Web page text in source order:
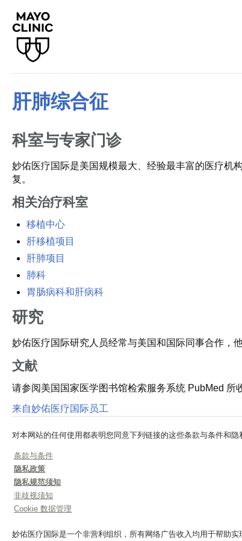
肝肺综合征
科室与专家门诊
妙佑医疗国际是美国规模最大、经验最丰富的医疗机
复。
相关治疗科室
移植中心
肝移植项目
肝肺项目
肺科
胃肠病科和肝病科
研究
妙佑医疗国际研究人员经常与美国和国际同事合作，
文献
请参阅美国国家医学图书馆检索服务系统 PubMed
来自妙佑医疗国际员工
对本网站的任何使用都表明您同意下列链接的这些条款与条件和隐
条款与条件
隐私政策
隐私规范须知
非歧视须知
Cookie 数据管理
妙佑医疗国际是一个非营利组织，所有网络广告收入均用于帮助